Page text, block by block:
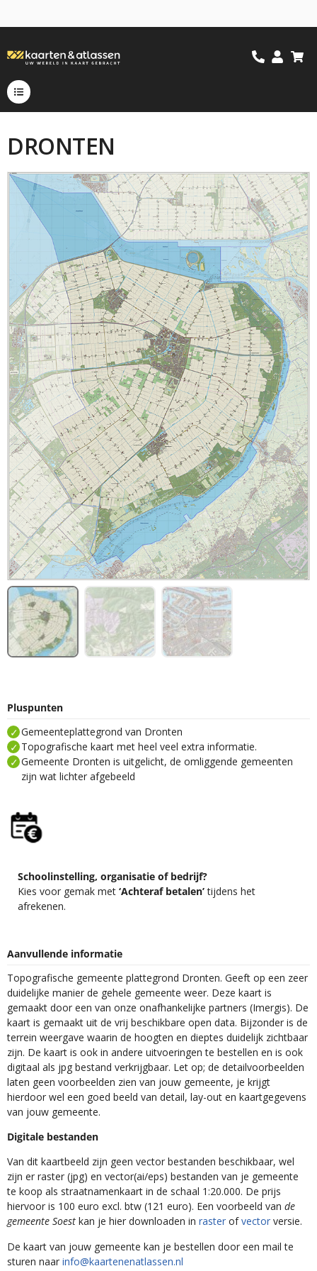
DRONTEN
Pluspunten
Gemeenteplattegrond van Dronten
Topografische kaart met heel veel extra informatie.
Gemeente Dronten is uitgelicht, de omliggende gemeenten
zijn wat lichter afgebeeld
Schoolinstelling, organisatie of bedrijf?
Kies voor gemak met ‘Achteraf betalen’tijdens het
afrekenen.
Aanvullende informatie
Topografische gemeente plattegrond Dronten. Geeft op een zeer
duidelijke manier de gehele gemeente weer. Deze kaart is
gemaakt door een van onze onafhankelijke partners (Imergis). De
kaart is gemaakt uit de vrij beschikbare open data. Bijzonder is de
terrein weergave waarin de hoogten en dieptes duidelijk zichtbaar
zijn. De kaart is ook in andere uitvoeringen te bestellen en is ook
digitaal als jpg bestand verkrijgbaar. Let op; de detailvoorbeelden
laten geen voorbeelden zien van jouw gemeente, je krijgt
hierdoor wel een goed beeld van detail, lay-out en kaartgegevens
van jouw gemeente.
Digitale bestanden
Van dit kaartbeeld zijn geen vector bestanden beschikbaar, wel
zijn er raster (jpg) en vector(ai/eps) bestanden van je gemeente
te koop als straatnamenkaart in de schaal 1:20.000. De prijs
hiervoor is 100 euro excl. btw (121 euro). Een voorbeeld van de
gemeente Soest kan je hier downloaden in raster ofvector versie.
De kaart van jouw gemeente kan je bestellen door een mail te
sturen naar info@kaartenenatlassen.nl